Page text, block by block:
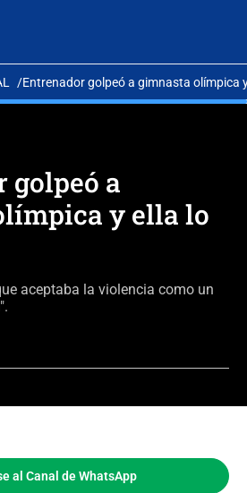
Entrenador golpeó a gimnasta olímpica
golpeó a
y ella lo
aceptaba la violencia como un
al Canal de WhatsApp